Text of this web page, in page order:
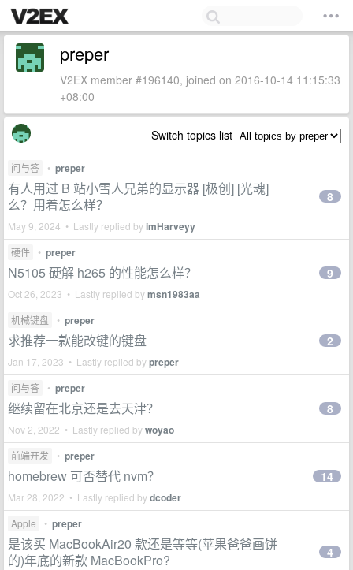
preper
V2EX member #196140, joined on 2016-10-14 11:15:33
+08:00
Switch topics list
问与答 • preper
有人用过 B 站小雪人兄弟的显示器 [极创] [光魂]
么？用着怎么样？
May 9, 2024 • Lastly replied byimHarveyy
8
硬件 • preper
N5105 硬解 h265 的性能怎么样？
Oct 26, 2023 • Lastly replied bymsn1983aa
9
机械键盘 • preper
求推荐一款能改键的键盘
Jan 17, 2023 • Lastly replied bypreper
2
问与答 • preper
继续留在北京还是去天津？
Nov 2, 2022 • Lastly replied bywoyao
8
前端开发 • preper
homebrew 可否替代 nvm？
Mar 28, 2022 • Lastly replied bydcoder
14
Apple • preper
是该买 MacBookAir20 款还是等等(苹果爸爸画饼
的)年底的新款 MacBookPro?
4